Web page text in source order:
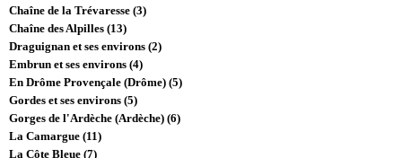
Chaîne de la Trévaresse (3)
Chaîne des Alpilles (13)
Draguignan et ses environs (2)
Embrun et ses environs (4)
En Drôme Provençale (Drôme) (5)
Gordes et ses environs (5)
Gorges de l'Ardèche (Ardèche) (6)
La Camargue (11)
La Côte Bleue (7)